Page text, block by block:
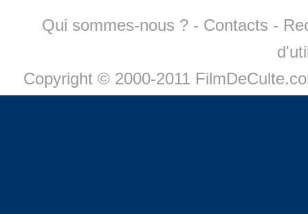
Qui sommes-nous ? - Contacts -
Copyright © 2000-2011